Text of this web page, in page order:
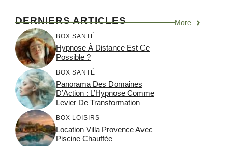
DERNIERS ARTICLES More
BOX SANTÉ
Hypnose À Distance Est Ce
Possible ?
BOX SANTÉ
Panorama Des Domaines
D’Action : L’Hypnose Comme
Levier De Transformation
BOX LOISIRS
Location Villa Provence Avec
Piscine Chauffée